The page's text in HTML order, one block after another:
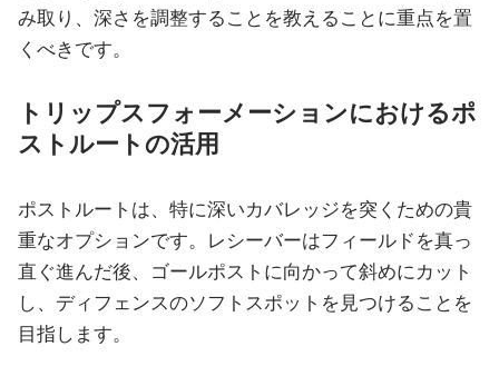
み取り、深さを調整することを教えることに重点を置
くべきです。
トリップスフォーメーションにおけるポ
ストルートの活用
ポストルートは、特に深いカバレッジを突くための貴
重なオプションです。レシーバーはフィールドを真っ
直ぐ進んだ後、ゴールポストに向かって斜めにカット
し、ディフェンスのソフトスポットを見つけることを
目指します。